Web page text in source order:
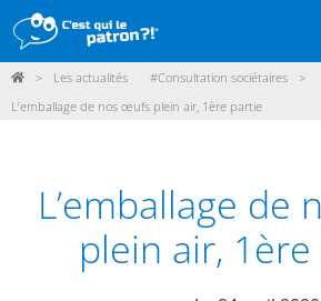
DÉMARCHE
POINTS DE VENTE
PARTICIPER
> Les actualités #Consultation sociétaires
>
L’emballage de nos œufs plein air, 1ère partie
L’emballage de
plein air,